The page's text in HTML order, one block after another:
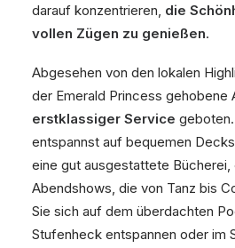
darauf konzentrieren, die
vollen Zügen zu genießen.
Abgesehen von den lokalen
der Emerald Princess gehobene
erstklassiger Service
entspannst auf bequemen
eine gut ausgestattete
Abendshows, die von Tanz bis
Sie sich auf dem überdachten
Stufenheck entspannen oder im